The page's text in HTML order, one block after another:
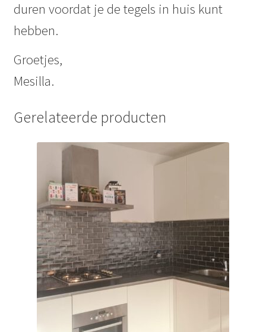
duren voordat je de tegels in huis kunt
hebben.
Groetjes,
Mesilla.
Gerelateerde producten